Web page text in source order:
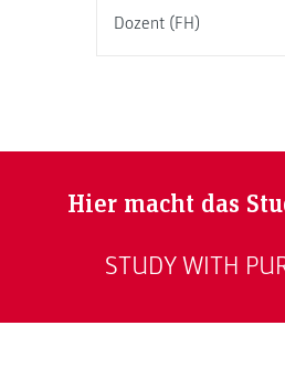
Dozent (FH)
Hier macht das
STUDY WITH